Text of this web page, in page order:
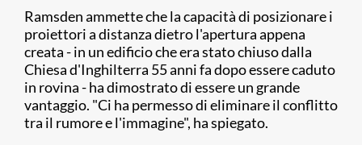
Ramsden ammette che la capacità di posizionare i
proiettori a distanza dietro l'apertura appena
creata - in un edificio che era stato chiuso dalla
Chiesa d'Inghilterra 55 anni fa dopo essere caduto
in rovina - ha dimostrato di essere un grande
vantaggio. "Ci ha permesso di eliminare il conflitto
tra il rumore e l'immagine", ha spiegato.